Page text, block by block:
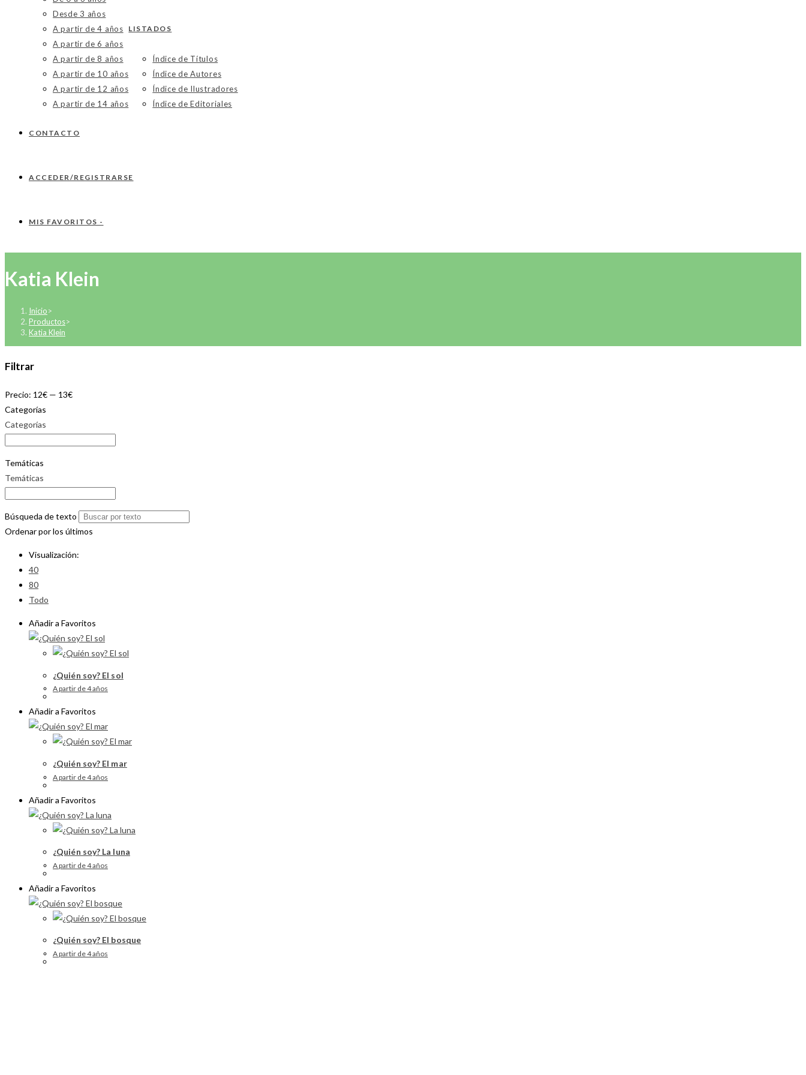
Desde 3 años
A partir de 4 años
A partir de 6 años
A partir de 8 años
A partir de 10 años
A partir de 12 años
A partir de 14 años
LISTADOS
Índice de Títulos
Índice de Autores
Índice de Ilustradores
Índice de Editoriales
CONTACTO
ACCEDER/REGISTRARSE
MIS FAVORITOS -
Katia Klein
Inicio>
Productos>
Katia Klein
Filtrar
Precio: 12€ — 13€
Categorías
Categorías
Temáticas
Temáticas
Búsqueda de texto
Ordenar por los últimos
Visualización:
40
80
Todo
Añadir a Favoritos
¿Quién soy? El sol
A partir de 4 años
Añadir a Favoritos
¿Quién soy? El mar
A partir de 4 años
Añadir a Favoritos
¿Quién soy? La luna
A partir de 4 años
Añadir a Favoritos
¿Quién soy? El bosque
A partir de 4 años